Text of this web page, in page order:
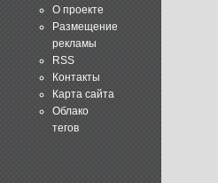
О проекте
Размещение
рекламы
RSS
Контакты
Карта сайта
Облако
тегов